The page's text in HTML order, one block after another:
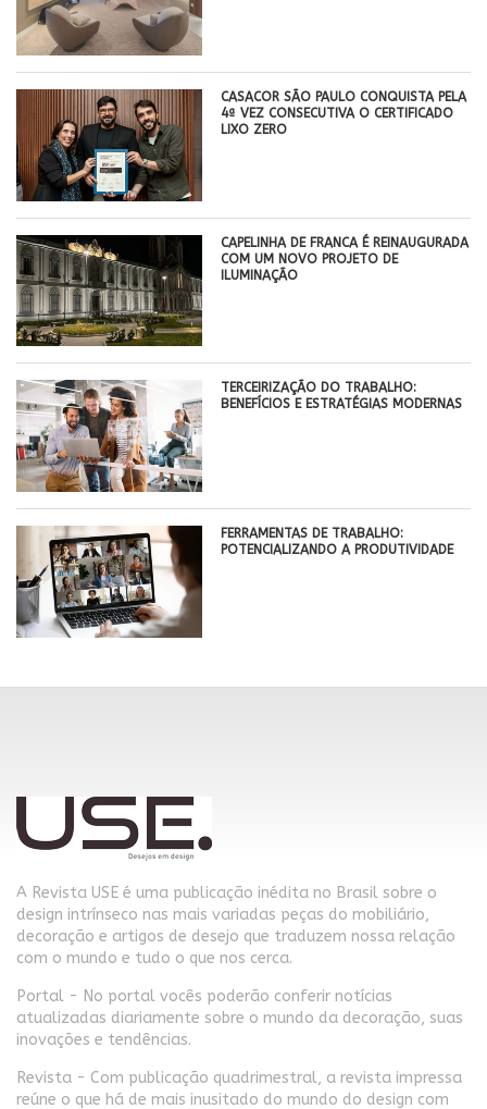
CASACOR SÃO PAULO CONQUISTA PELA
4ª VEZ CONSECUTIVA O CERTIFICADO
LIXO ZERO
CAPELINHA DE FRANCA É REINAUGURADA
COM UM NOVO PROJETO DE
ILUMINAÇÃO
TERCEIRIZAÇÃO DO TRABALHO:
BENEFÍCIOS E ESTRATÉGIAS MODERNAS
FERRAMENTAS DE TRABALHO:
POTENCIALIZANDO A PRODUTIVIDADE
A Revista USE é uma publicação inédita no Brasil sobre o
design intrínseco nas mais variadas peças do mobiliário,
decoração e artigos de desejo que traduzem nossa relação
com o mundo e tudo o que nos cerca.
Portal - No portal vocês poderão conferir notícias
atualizadas diariamente sobre o mundo da decoração, suas
inovações e tendências.
Revista - Com publicação quadrimestral, a revista impressa
reúne o que há de mais inusitado do mundo do design com